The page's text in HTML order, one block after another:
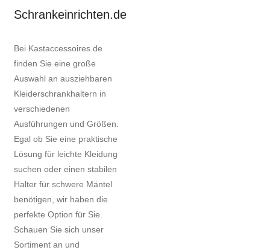
Schrankeinrichten.de
Bei Kastaccessoires.de
finden Sie eine große
Auswahl an ausziehbaren
Kleiderschrankhaltern in
verschiedenen
Ausführungen und Größen.
Egal ob Sie eine praktische
Lösung für leichte Kleidung
suchen oder einen stabilen
Halter für schwere Mäntel
benötigen, wir haben die
perfekte Option für Sie.
Schauen Sie sich unser
Sortiment an und